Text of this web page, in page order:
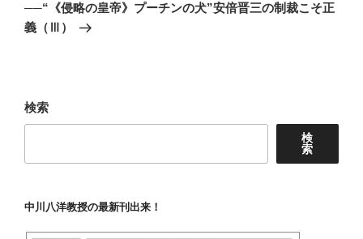
ョ
ン
稿
──“《侵略の皇帝》プーチンの犬”安倍晋三の制裁こそ正
義（Ⅲ）
検索
検
索
中川八洋教授の最新刊出来！